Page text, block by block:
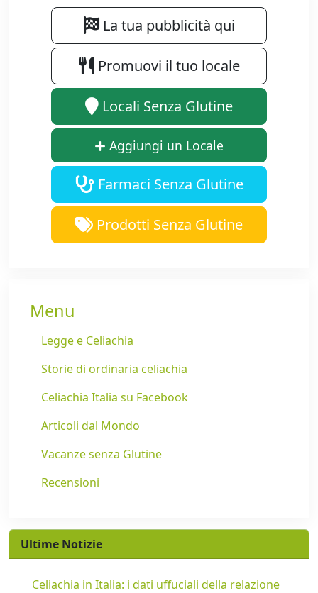
La tua pubblicità qui
Promuovi il tuo locale
Locali Senza Glutine
Aggiungi un Locale
Farmaci Senza Glutine
Prodotti Senza Glutine
Menu
Legge e Celiachia
Storie di ordinaria celiachia
Celiachia Italia su Facebook
Articoli dal Mondo
Vacanze senza Glutine
Recensioni
Ultime Notizie
Celiachia in Italia: i dati uffuciali della relazione